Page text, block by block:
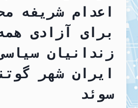
اعدام شریفه
برای آزادی
زندانیان
ایران شهر
سوئد